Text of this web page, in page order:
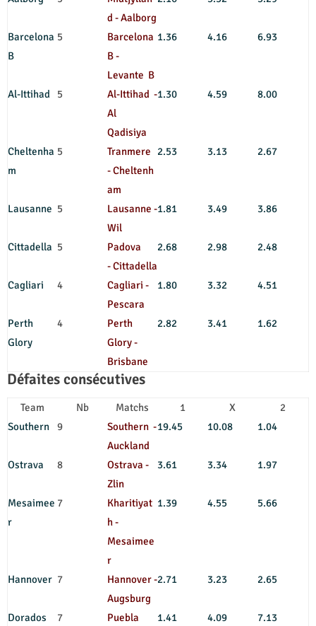
d - Aalborg
Barcelona
B
5
Barcelona
B -
Levante B
1.36 4.16 6.93
Al-Ittihad 5
Al-Ittihad -
Al
Qadisiya
1.30 4.59 8.00
Cheltenha
m
5
Tranmere
- Cheltenh
am
2.53 3.13 2.67
Lausanne 5
Lausanne -
Wil
1.81 3.49 3.86
Cittadella 5
Padova
- Cittadella
2.68 2.98 2.48
Cagliari 4
Cagliari -
Pescara
1.80 3.32 4.51
Perth
Glory
4
Perth
Glory -
Brisbane
2.82 3.41 1.62
Défaites consécutives
Team Nb Matchs 1 X
2
Southern
9
Southern -
Auckland
19.45 10.08 1.04
Ostrava 8
Ostrava -
Zlin
3.61 3.34 1.97
Mesaimee
r
7
Kharitiyat
h -
Mesaimee
r
1.39 4.55 5.66
Hannover 7
Hannover -
Augsburg
2.71 3.23 2.65
Dorados 7 Puebla 1.41 4.09 7.13